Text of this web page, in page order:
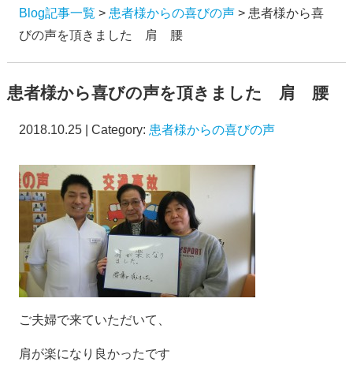
Blog記事一覧 > 患者様からの喜びの声> 患者様から喜
びの声を頂きました 肩 腰
患者様から喜びの声を頂きました 肩 腰
2018.10.25 | Category: 患者様からの喜びの声
ご夫婦で来ていただいて、
肩が楽になり良かったです